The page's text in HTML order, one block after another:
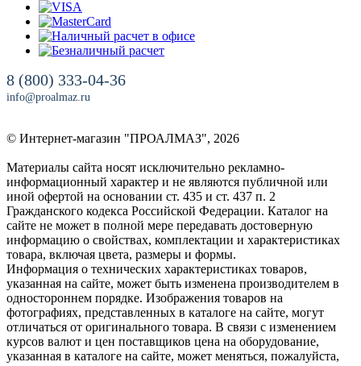
8 (800) 333-04-36
info@proalmaz.ru
© Интернет-магазин "ПРОАЛМАЗ", 2026
Материалы сайта носят исключительно рекламно-
информационный характер и не являются публичной или
иной офертой на основании ст. 435 и ст. 437 п. 2
Гражданского кодекса Российской Федерации. Каталог на
сайте не может в полной мере передавать достоверную
информацию о свойствах, комплектации и характеристиках
товара, включая цвета, размеры и формы.
Информация о технических характеристиках товаров,
указанная на сайте, может быть изменена производителем в
одностороннем порядке. Изображения товаров на
фотографиях, представленных в каталоге на сайте, могут
отличаться от оригинального товара. В связи с изменением
курсов валют и цен поставщиков цена на оборудование,
указанная в каталоге на сайте, может меняться, пожалуйста,